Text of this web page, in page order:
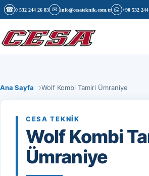
İçeriğe geç
☎ 0 532 244 26 83 ✉ info@cesateknik.com.tr +90 532
Ana Sayfa Wolf Kombi Tamiri Ümraniye
CESA TEKNIK
Wolf Kombi
Ümraniye